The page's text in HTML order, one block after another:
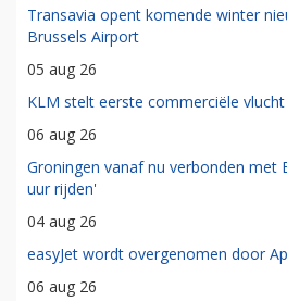
Transavia opent komende winter
Brussels Airport
05 aug 26
KLM stelt eerste commerciële
06 aug 26
Groningen vanaf nu verbonden met
uur rijden'
04 aug 26
easyJet wordt overgenomen door
06 aug 26